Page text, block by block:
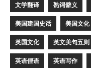
文学翻译 熟词僻义
美国建国史话 美国文化
英国文化 英文美句五则
英语俚语 英语写作